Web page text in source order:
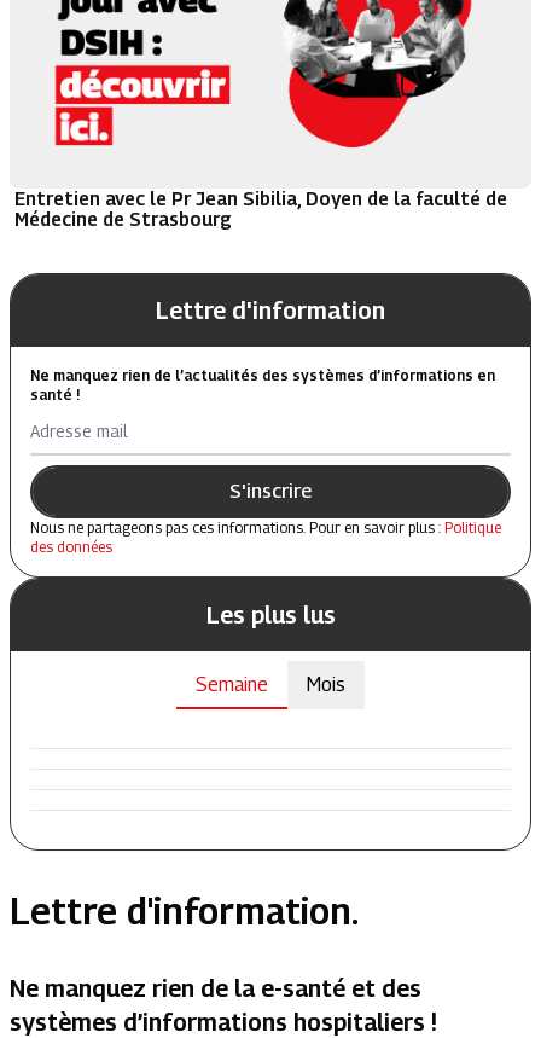
Entretien avec le Pr Jean Sibilia, Doyen de la faculté de
Médecine de Strasbourg
Lettre d'information
Ne manquez rien de l’actualités des systèmes d’informations en
santé !
Adresse mail
S'inscrire
Nous ne partageons pas ces informations. Pour en savoir plus : Politique
des données
Les plus lus
Semaine Mois
Lettre d'information.
Ne manquez rien de la e-santé et des
systèmes d’informations hospitaliers !